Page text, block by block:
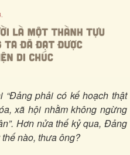
“Đảng phải có kế hoạch thật
xã hội nhằm không ngừng
Hơn nửa thế kỷ qua, Đảng
nào, thưa ông?